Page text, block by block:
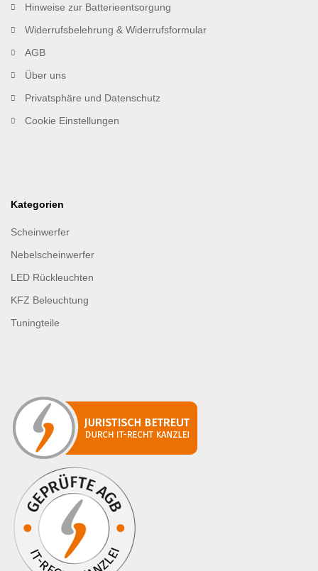
Hinweise zur Batterieentsorgung
Widerrufsbelehrung & Widerrufsformular
AGB
Über uns
Privatsphäre und Datenschutz
Cookie Einstellungen
Kategorien
Scheinwerfer
Nebelscheinwerfer
LED Rückleuchten
KFZ Beleuchtung
Tuningteile